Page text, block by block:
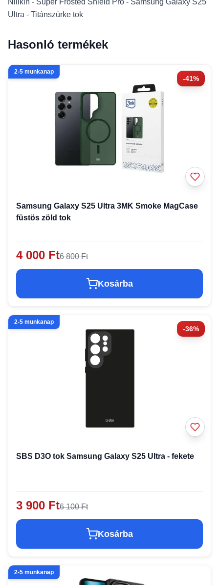
Nillkin - Super Frosted Shield Pro - Samsung Galaxy S25
Ultra - Titánszürke tok
Hasonló termékek
-41%
2-5 munkanap
Samsung Galaxy S25 Ultra 3MK Smoke MagCase
füstös zöld tok
4 000 Ft6 800 Ft
Kosárba
-36%
2-5 munkanap
SBS D3O tok Samsung Galaxy S25 Ultra - fekete
3 900 Ft6 100 Ft
Kosárba
2-5 munkanap